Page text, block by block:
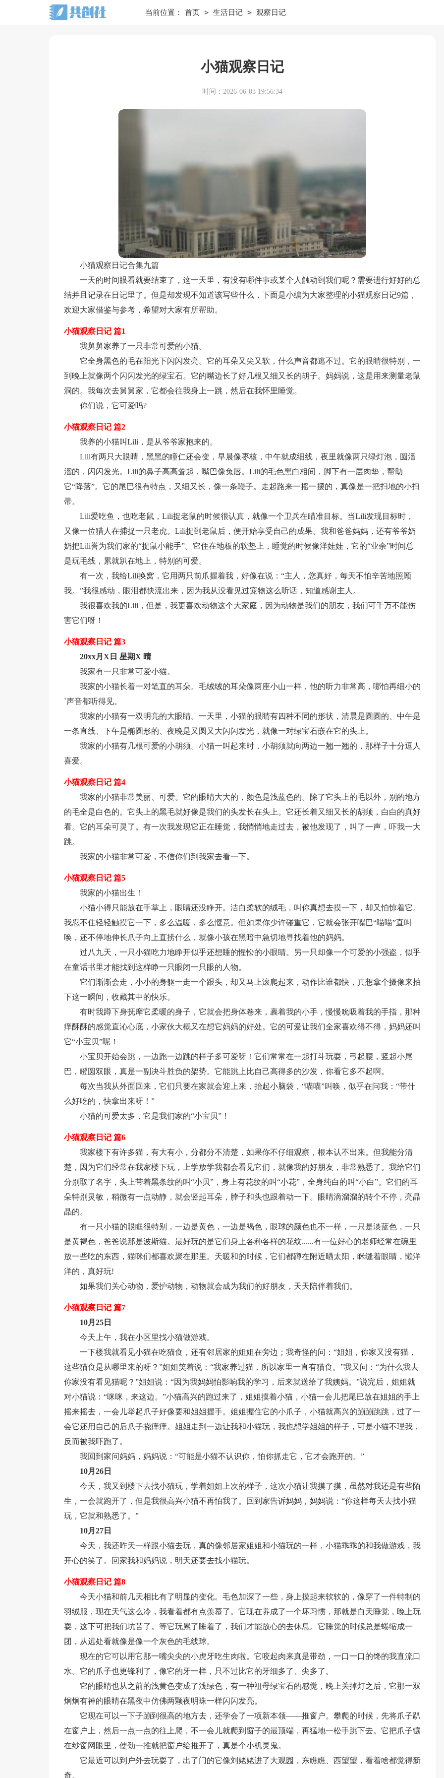
当前位置： 首页 > 生活日记 > 观察日记
小猫观察日记
时间：2026-06-03 19:56:34
小猫观察日记合集九篇
一天的时间眼看就要结束了，这一天里，有没有哪件事或某个人触动到我们呢？需要进行好好的总
结并且记录在日记里了。但是却发现不知道该写些什么，下面是小编为大家整理的小猫观察日记9篇，
欢迎大家借鉴与参考，希望对大家有所帮助。
小猫观察日记 篇1
我舅舅家养了一只非常可爱的小猫。
它全身黑色的毛在阳光下闪闪发亮。它的耳朵又尖又软，什么声音都逃不过。它的眼睛很特别，一
到晚上就像两个闪闪发光的绿宝石。它的嘴边长了好几根又细又长的胡子。妈妈说，这是用来测量老鼠
洞的。我每次去舅舅家，它都会往我身上一跳，然后在我怀里睡觉。
你们说，它可爱吗?
小猫观察日记 篇2
我养的小猫叫Lili，是从爷爷家抱来的。
Lili有两只大眼睛，黑黑的瞳仁还会变，早晨像枣核，中午就成细线，夜里就像两只绿灯泡，圆溜
溜的，闪闪发光。Lili的鼻子高高耸起，嘴巴像兔唇。Lili的毛色黑白相间，脚下有一层肉垫，帮助
它“降落”。它的尾巴很有特点，又细又长，像一条鞭子。走起路来一摇一摆的，真像是一把扫地的小扫
帚。
Lili爱吃鱼，也吃老鼠，Lili捉老鼠的时候很认真，就像一个卫兵在瞄准目标。当Lili发现目标时，
又像一位猎人在捕捉一只老虎。Lili捉到老鼠后，便开始享受自己的成果。我和爸爸妈妈，还有爷爷奶
奶把Lili誉为我们家的“捉鼠小能手”。它住在地板的软垫上，睡觉的时候像洋娃娃，它的“业余”时间总
是玩毛线，累就趴在地上，特别的可爱。
有一次，我给Lili换窝，它用两只前爪握着我，好像在说：“主人，您真好，每天不怕辛苦地照顾
我。”我很感动，眼泪都快流出来，因为我从没看见过宠物这么听话，知道感谢主人。
我很喜欢我的Lili，但是，我更喜欢动物这个大家庭，因为动物是我们的朋友，我们可千万不能伤
害它们呀！
小猫观察日记 篇3
20xx月X日 星期X 晴
我家有一只非常可爱小猫。
我家的小猫长着一对笔直的耳朵。毛绒绒的耳朵像两座小山一样，他的听力非常高，哪怕再细小的
`声音都听得见。
我家的小猫有一双明亮的大眼睛。一天里，小猫的眼睛有四种不同的形状，清晨是圆圆的、中午是
一条直线、下午是椭圆形的、夜晚是又圆又大闪闪发光，就像一对绿宝石嵌在它的头上。
我家的小猫有几根可爱的小胡须。小猫一叫起来时，小胡须就向两边一翘一翘的，那样子十分逗人
喜爱。
小猫观察日记 篇4
我家的小猫非常美丽、可爱。它的眼睛大大的，颜色是浅蓝色的。除了它头上的毛以外，别的地方
的毛全是白色的。它头上的黑毛就好像是我们的头发长在头上。它还长着又细又长的胡须，白白的真好
看。它的耳朵可灵了。有一次我发现它正在睡觉，我悄悄地走过去，被他发现了，叫了一声，吓我一大
跳。
我家的小猫非常可爱，不信你们到我家去看一下。
小猫观察日记 篇5
我家的小猫出生！
小猫小得只能放在手掌上，眼睛还没睁开。洁白柔软的绒毛，叫你真想去摸一下，却又怕惊着它。
我忍不住轻轻触摸它一下，多么温暖，多么惬意。但如果你少许碰重它，它就会张开嘴巴“喵喵”直叫
唤，还不停地伸长爪子向上直捞什么，就像小孩在黑暗中急切地寻找着他的妈妈。
过八九天，一只小猫吃力地睁开似乎还想睡的惺忪的小眼睛。另一只却像一个可爱的小强盗，似乎
在童话书里才能找到这样睁一只眼闭一只眼的人物。
它们渐渐会走，小小的身躯一走一个跟头，却又马上滚爬起来，动作比谁都快，真想拿个摄像来拍
下这一瞬间，收藏其中的快乐。
有时我蹲下身抚摩它柔暖的身子，它就会把身体卷来，裹着我的小手，慢慢吮吸着我的手指，那种
痒酥酥的感觉直沁心底，小家伙大概又在想它妈妈的好处。它的可爱让我们全家喜欢得不得，妈妈还叫
它“小宝贝”呢！
小宝贝开始会跳，一边跑一边跳的样子多可爱呀！它们常常在一起打斗玩耍，弓起腰，竖起小尾
巴，瞪圆双眼，真是一副决斗胜负的架势。它能跳上比自己高得多的沙发，你看它多不起啊。
每次当我从外面回来，它们只要在家就会迎上来，抬起小脑袋，“喵喵”叫唤，似乎在问我：“带什
么好吃的，快拿出来呀！”
小猫的可爱太多，它是我们家的“小宝贝”！
小猫观察日记 篇6
我家楼下有许多猫，有大有小，分都分不清楚，如果你不仔细观察，根本认不出来。但我能分清
楚，因为它们经常在我家楼下玩，上学放学我都会看见它们，就像我的好朋友，非常熟悉了。我给它们
分别取了名字，头上带着黑条纹的叫“小贝”，身上有花纹的叫“小花”，全身纯白的叫“小白”。它们的耳
朵特别灵敏，稍微有一点动静，就会竖起耳朵，脖子和头也跟着动一下。眼睛滴溜溜的转个不停，亮晶
晶的。
有一只小猫的眼眶很特别，一边是黄色，一边是褐色，眼球的颜色也不一样，一只是淡蓝色，一只
是黄褐色，爸爸说那是波斯猫。最好玩的是它们身上各种各样的花纹......有一位好心的老师经常在碗里
放一些吃的东西，猫咪们都喜欢聚在那里。天暖和的时候，它们都蹲在附近晒太阳，眯缝着眼睛，懒洋
洋的，真好玩!
如果我们关心动物，爱护动物，动物就会成为我们的好朋友，天天陪伴着我们。
小猫观察日记 篇7
10月25日
今天上午，我在小区里找小猫做游戏。
一下楼我就看见小猫在吃猫食，还有邻居家的姐姐在旁边；我奇怪的问：“姐姐，你家又没有猫，
这些猫食是从哪里来的呀？”姐姐笑着说：“我家养过猫，所以家里一直有猫食。”我又问：“为什么我去
你家没有看见猫呢？”姐姐说：“因为我妈妈怕影响我的学习，后来就送给了我姨妈。”说完后，姐姐就
对小猫说：“咪咪，来这边。”小猫高兴的跑过来了，姐姐摸着小猫，小猫一会儿把尾巴放在姐姐的手上
摇来摇去，一会儿举起爪子好像要和姐姐握手。姐姐握住它的小爪子，小猫就高兴的蹦蹦跳跳，过了一
会它还用自己的后爪子挠痒痒。姐姐走到一边让我和小猫玩，我也想学姐姐的样子，可是小猫不理我，
反而被我吓跑了。
我回到家问妈妈，妈妈说：“可能是小猫不认识你，怕你抓走它，它才会跑开的。”
10月26日
今天，我又到楼下去找小猫玩，学着姐姐上次的样子，这次小猫让我摸了摸，虽然对我还是有些陌
生，一会就跑开了，但是我很高兴小猫不再怕我了。回到家告诉妈妈，妈妈说：“你这样每天去找小猫
玩，它就和熟悉了。”
10月27日
今天，我还昨天一样跟小猫去玩，真的像邻居家姐姐和小猫玩的一样，小猫乖乖的和我做游戏，我
开心的笑了。回家我和妈妈说，明天还要去找小猫玩。
小猫观察日记 篇8
今天小猫和前几天相比有了明显的变化。毛色加深了一些，身上摸起来软软的，像穿了一件特制的
羽绒服，现在天气这么冷，我看着都有点羡慕了。它现在养成了一个坏习惯，那就是白天睡觉，晚上玩
耍，这下可把我们坑苦了。等它玩累了睡着了，我们才能放心的去休息。它睡觉的时候总是蜷缩成一
团，从远处看就像是像一个灰色的毛线球。
现在的它可以用它那一嘴尖尖的小虎牙吃生肉啦。它咬起肉来真是带劲，一口一口的馋的我直流口
水。它的爪子也更锋利了，像它的牙一样，只不过比它的牙细多了、尖多了。
它的眼睛也从之前的浅黄色变成了浅绿色，有一种祖母绿宝石的感觉，晚上关掉灯之后，它那一双
炯炯有神的眼睛在黑夜中仿佛两颗夜明珠一样闪闪发亮。
它现在可以一下子蹦到很高的地方去，还学会了一项新本领——推窗户。攀爬的时候，先将爪子趴
在窗户上，然后一点一点的往上爬，不一会儿就爬到窗子的最顶端，再猛地一松手跳下去。它把爪子镶
在纱窗网眼里，使劲一推就把窗户给推开了，真是个小机灵鬼。
它最近可以到户外去玩耍了，出了门的它像刘姥姥进了大观园，东瞧瞧、西望望，看着啥都觉得新
奇。